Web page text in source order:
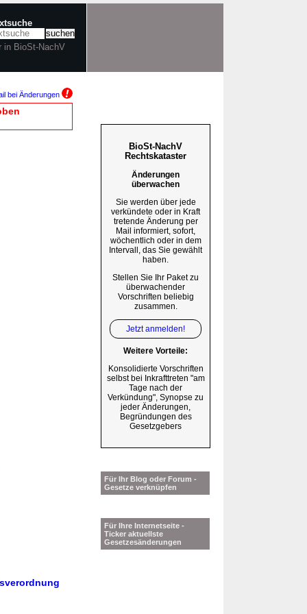
in BioSt-NachV
bei Änderungen
BioSt-NachV
Rechtskataster
Änderungen
überwachen
Sie werden über jede
verkündete oder in Kraft
tretende Änderung per
Mail informiert, sofort,
wöchentlich oder in dem
Intervall, das Sie gewählt
haben.
Stellen Sie Ihr Paket zu
überwachender
Vorschriften beliebig
zusammen.
Jetzt anmelden!
Weitere Vorteile:
Konsolidierte Vorschriften
selbst bei Inkrafttreten "am
Tage nach der
Verkündung", Synopse zu
jeder Änderungen,
Begründungen des
Gesetzgebers
Für Ihr Blog oder Forum -
Gesetze verknüpfen
Für Ihre Internetseite -
Ticker aktuellste
Gesetzesänderungen